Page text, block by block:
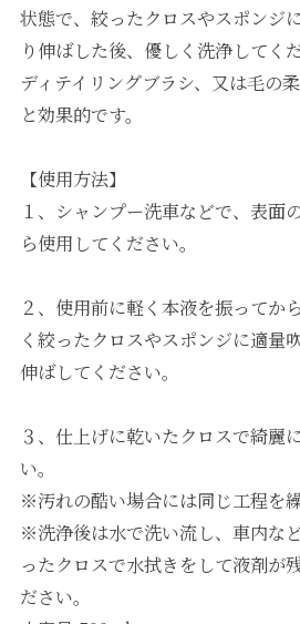
状態で、絞ったクロスやスポンジ
り伸ばした後、優しく洗浄してく
ディテイリングブラシ、又は毛の
と効果的です。
【使用方法】
１、シャンプー洗車などで、表面
ら使用してください。
２、使用前に軽く本液を振ってか
く絞ったクロスやスポンジに適量
伸ばしてください。
３、仕上げに乾いたクロスで綺麗
い。
※汚れの酷い場合には同じ工程を
※洗浄後は水で洗い流し、車内な
ったクロスで水拭きをして液剤が
ださい。